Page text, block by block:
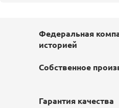
Федеральная
историей
Собственное
Гарантия качества